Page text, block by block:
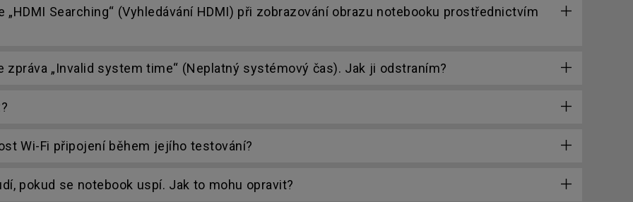
Searching“ (Vyhledávání HDMI) při zobrazování obrazu notebooku prostřednictvím
„Invalid system time“ (Neplatný systémový čas). Jak ji odstraním?
Wi-Fi připojení během jejího testování?
pokud se notebook uspí. Jak to mohu opravit?